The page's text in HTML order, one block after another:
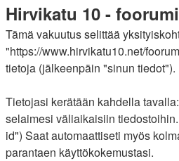
Hirvikatu 10 -
Tämä vakuutus selittää
"https://www.hirvikatu10.net/
tietoja (jälkeenpäin "sinun tiedot").
Tietojasi kerätään kahdella
selaimesi väliaikaisiin
id") Saat automaattiseti myös
parantaen käyttökokemustasi.